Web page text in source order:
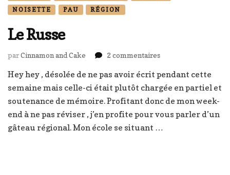
NOISETTE
PAU RÉGION
Le Russe
parCinnamon and Cake 2 commentairessur
Russe
Hey hey , désolée de ne pas avoir écrit pendant cette
semaine mais celle-ci était plutôt chargée en partiel et
soutenance de mémoire. Profitant donc de mon week-
end à ne pas réviser , j’en profite pour vous parler d’un
gâteau régional. Mon école se situant …